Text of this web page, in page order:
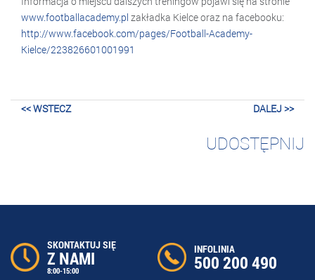
www.footballacademy.pl zakładka Kielce oraz na facebooku:
http://www.facebook.com/pages/Football-Academy-
Kielce/223826601001991
<< WSTECZ DALEJ >>
UDOSTĘPNIJ
SKONTAKTUJ SIĘ
Z NAMI
8:00-15:00
INFOLINIA
500 200 490